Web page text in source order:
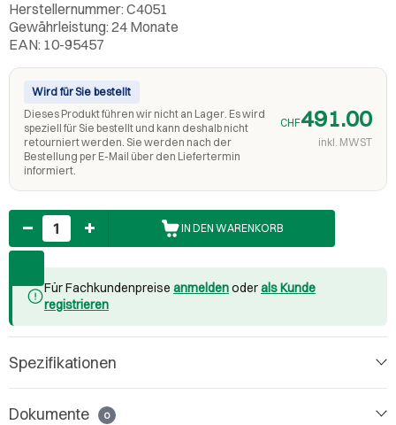
Herstellernummer: C4051
Gewährleistung: 24 Monate
EAN: 10-95457
Wird für Sie bestellt
Dieses Produkt führen wir nicht an Lager. Es wird
speziell für Sie bestellt und kann deshalb nicht
retourniert werden. Sie werden nach der
Bestellung per E-Mail über den Liefertermin
informiert.
CHF491.00
inkl. MWST
Anzahl
IN DEN WARENKORB
Für Fachkundenpreise anmeldenoderals Kunde
registrieren
Spezifikationen
Dokumente 0